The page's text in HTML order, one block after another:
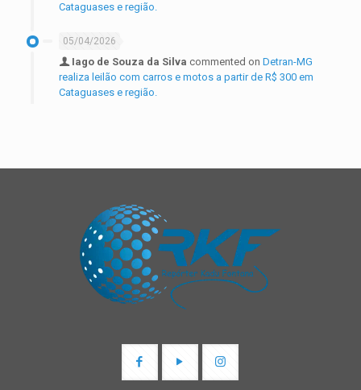
Cataguases e região.
05/04/2026
Iago de Souza da Silva commented on Detran-MG
realiza leilão com carros e motos a partir de R$ 300 em
Cataguases e região.